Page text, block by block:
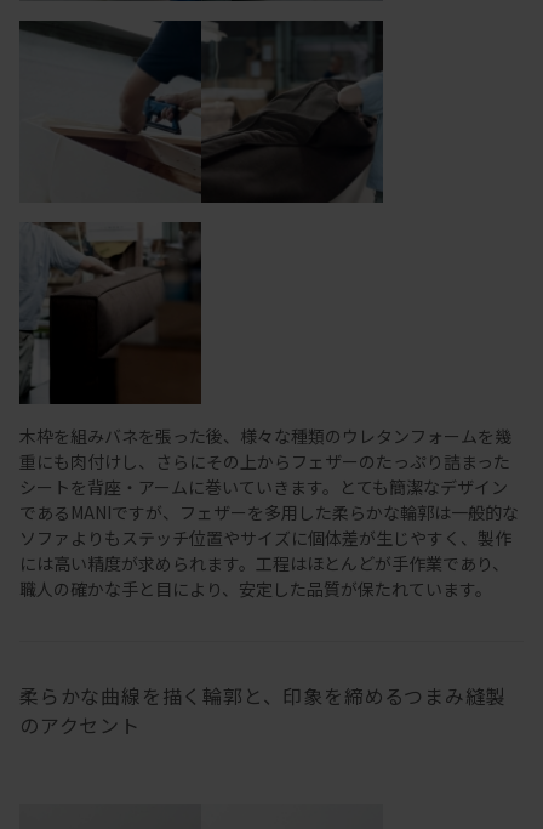
木枠を組みバネを張った後、様々な種類のウレタンフォームを幾
重にも肉付けし、さらにその上からフェザーのたっぷり詰まった
シートを背座・アームに巻いていきます。とても簡潔なデザイン
であるMANIですが、フェザーを多用した柔らかな輪郭は一般的な
ソファよりもステッチ位置やサイズに個体差が生じやすく、製作
には高い精度が求められます。工程はほとんどが手作業であり、
職人の確かな手と目により、安定した品質が保たれています。
柔らかな曲線を描く輪郭と、印象を締めるつまみ縫製
のアクセント